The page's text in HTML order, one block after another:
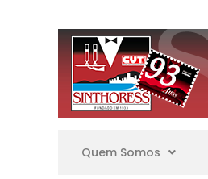
Quem Somos